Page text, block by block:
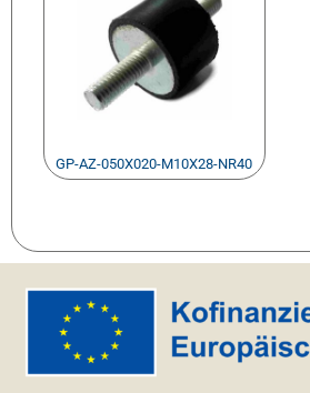
GP-AZ-050X020-M10X28-NR40